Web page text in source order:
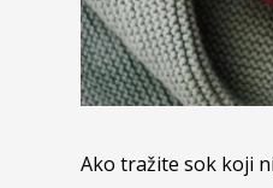
Ako tražite sok koji